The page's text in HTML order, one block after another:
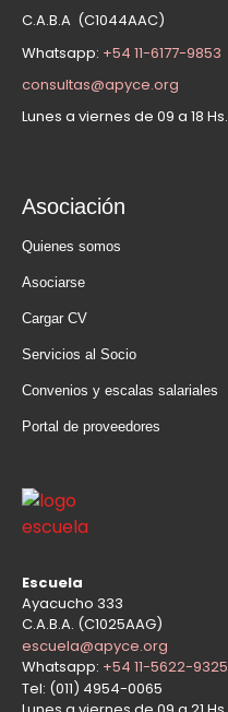
C.A.B.A (C1044AAC)
Whatsapp: +54 11-6177-9853
consultas@apyce.org
Lunes a viernes de 09 a 18 Hs.
Asociación
Quienes somos
Asociarse
Cargar CV
Servicios al Socio
Convenios y escalas salariales
Portal de proveedores
Escuela
Ayacucho 333
C.A.B.A. (C1025AAG)
escuela@apyce.org
Whatsapp: +54 11-5622-9325
Tel: (011) 4954-0065